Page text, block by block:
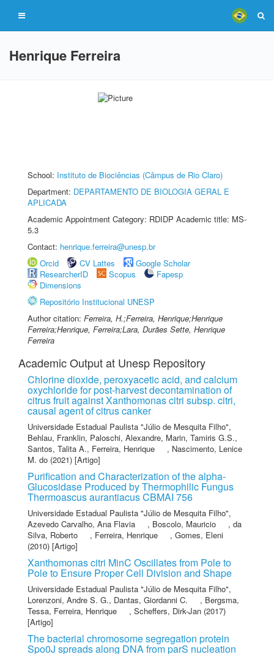
Henrique Ferreira
School: Instituto de Biociências (Câmpus de Rio Claro)
Department: DEPARTAMENTO DE BIOLOGIA GERAL E
APLICADA
Academic Appointment Category: RDIDP Academic title: MS-
5.3
Contact: henrique.ferreira@unesp.br
Orcid
CV Lattes
Google Scholar
ResearcherID
Scopus
Fapesp
Dimensions
Repositório Institucional UNESP
Author citation: Ferreira, H.;Ferreira, Henrique;Henrique
Ferreira;Henrique, Ferreira;Lara, Durães Sette, Henrique
Ferreira
Academic Output at Unesp Repository
Chlorine dioxide, peroxyacetic acid, and calcium
oxychloride for post-harvest decontamination of
citrus fruit against Xanthomonas citri subsp. citri,
causal agent of citrus canker
Universidade Estadual Paulista "Júlio de Mesquita Filho",
Behlau, Franklin, Paloschi, Alexandre, Marin, Tamiris G.S.,
Santos, Talita A., Ferreira, Henrique , Nascimento, Lenice
M. do (2021) [Artigo]
Purification and Characterization of the alpha-
Glucosidase Produced by Thermophilic Fungus
Thermoascus aurantiacus CBMAI 756
Universidade Estadual Paulista "Júlio de Mesquita Filho",
Azevedo Carvalho, Ana Flavia
, Boscolo, Mauricio , da
Silva, Roberto
, Ferreira, Henrique , Gomes, Eleni
(2010) [Artigo]
Xanthomonas citri MinC Oscillates from Pole to
Pole to Ensure Proper Cell Division and Shape
Universidade Estadual Paulista "Júlio de Mesquita Filho",
Lorenzoni, Andre S. G., Dantas, Giordanni C. , Bergsma,
Tessa, Ferreira, Henrique , Scheffers, Dirk-Jan (2017)
[Artigo]
The bacterial chromosome segregation protein
Spo0J spreads along DNA from parS nucleation